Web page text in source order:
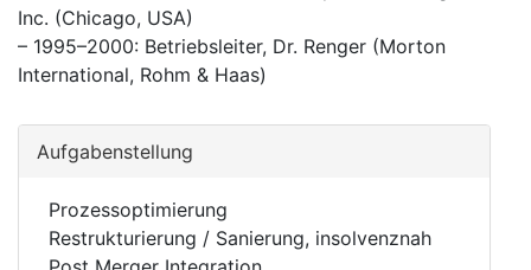
Inc. (Chicago, USA)
– 1995–2000: Betriebsleiter, Dr. Renger (Morton
International, Rohm & Haas)
Aufgabenstellung
Prozessoptimierung
Restrukturierung / Sanierung, insolvenznah